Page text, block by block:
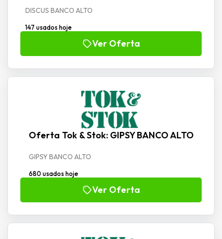
DISCUS BANCO ALTO
147 usados hoje
Ver Oferta
Oferta Tok & Stok: GIPSY BANCO ALTO
GIPSY BANCO ALTO
680 usados hoje
Ver Oferta